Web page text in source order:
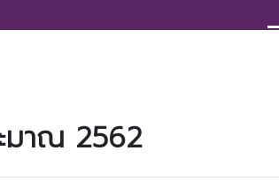
มาณ 2562